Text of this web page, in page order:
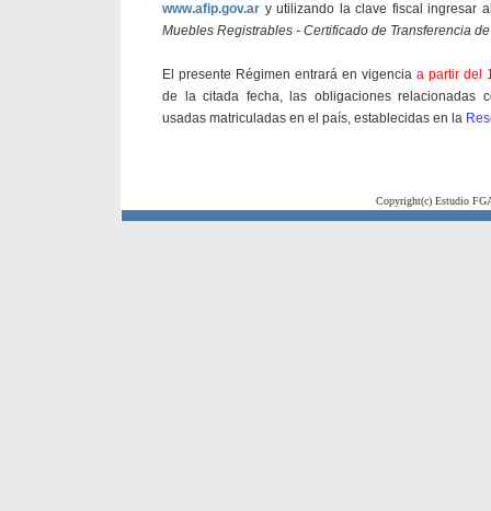
www.afip.gov.ar y utilizando la clave fiscal ingresar
Muebles Registrables - Certificado de Transferencia
El presente Régimen entrará en vigencia a partir del
de la citada fecha, las obligaciones relacionadas
usadas matriculadas en el país, establecidas en la
Copyright(c) Estudio